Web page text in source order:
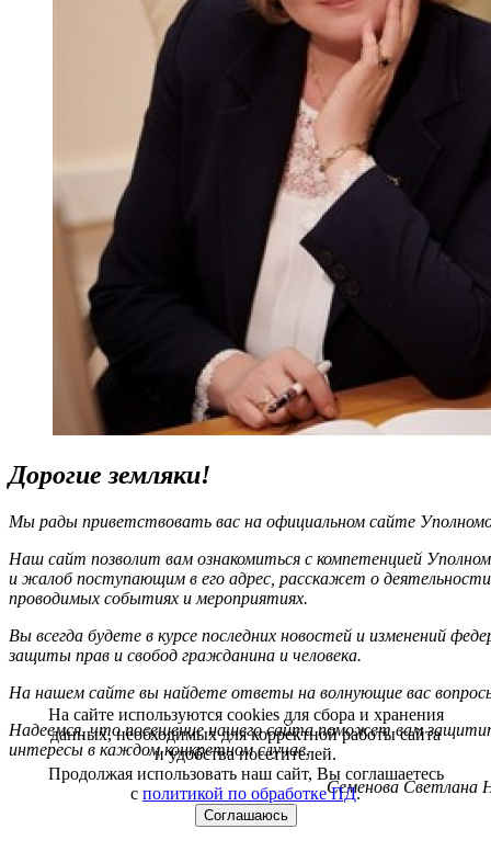
Дорогие земляки!
Мы рады приветствовать вас на официальном сайте
Наш сайт позволит вам ознакомиться с компетенцией
и жалоб поступающим в его адрес, расскажет о
проводимых событиях и мероприятиях.
Вы всегда будете в курсе последних новостей и изменений
защиты прав и свобод гражданина и человека.
На нашем сайте вы найдете ответы на волнующие вас
Надеемся, что посещение нашего сайта поможет вам
интересы в каждом конкретном случае.
Семенова Светлана
На сайте используются cookies для сбора и хранения
данных, необходимых для корректной работы сайта
и удобства посетителей.
Продолжая использовать наш сайт, Вы соглашаетесь
с политикой по обработке ПД.
Соглашаюсь